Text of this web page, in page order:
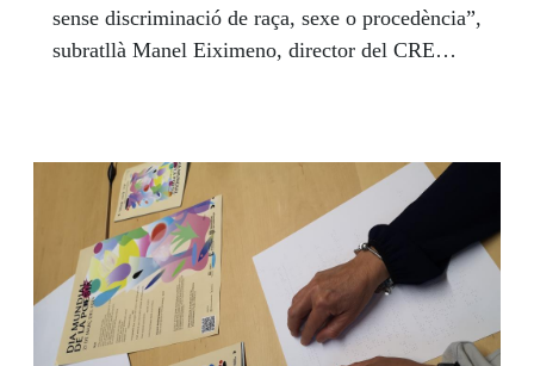
sense discriminació de raça, sexe o procedència”,
subratllà Manel Eiximeno, director del CRE